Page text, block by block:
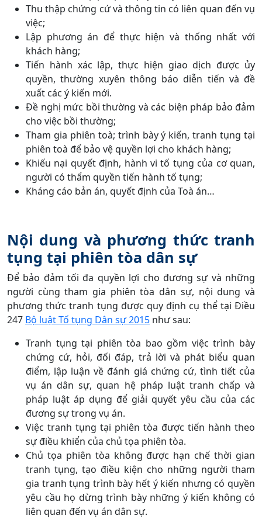
Thu thập chứng cứ và thông tin có liên quan đến vụ
việc;
Lập phương án để thực hiện và thống nhất với
khách hàng;
Tiến hành xác lập, thực hiện giao dịch được ủy
quyền, thường xuyên thông báo diễn tiến và đề
xuất các ý kiến mới.
Đề nghị mức bồi thường và các biện pháp bảo đảm
cho việc bồi thường;
Tham gia phiên toà; trình bày ý kiến, tranh tụng tại
phiên toà để bảo vệ quyền lợi cho khách hàng;
Khiếu nại quyết định, hành vi tố tụng của cơ quan,
người có thẩm quyền tiến hành tố tụng;
Kháng cáo bản án, quyết định của Toà án…
Nội dung và phương thức tranh
tụng tại phiên tòa dân sự
Để bảo đảm tối đa quyền lợi cho đương sự và những
người cùng tham gia phiên tòa dân sự, nội dung và
phương thức tranh tụng được quy định cụ thể tại Điều
247 Bộ luật Tố tụng Dân sự 2015 như sau:
Tranh tụng tại phiên tòa bao gồm việc trình bày
chứng cứ, hỏi, đối đáp, trả lời và phát biểu quan
điểm, lập luận về đánh giá chứng cứ, tình tiết của
vụ án dân sự, quan hệ pháp luật tranh chấp và
pháp luật áp dụng để giải quyết yêu cầu của các
đương sự trong vụ án.
Việc tranh tụng tại phiên tòa được tiến hành theo
sự điều khiển của chủ tọa phiên tòa.
Chủ tọa phiên tòa không được hạn chế thời gian
tranh tụng, tạo điều kiện cho những người tham
gia tranh tụng trình bày hết ý kiến nhưng có quyền
yêu cầu họ dừng trình bày những ý kiến không có
liên quan đến vụ án dân sự.